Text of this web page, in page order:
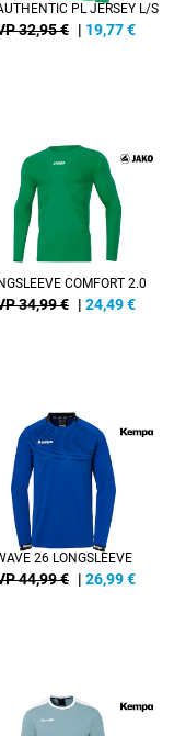
PL JERSEY L/S
32,95 € | 19,77€
COMFORT 2.0
34,99 € | 24,49€
26 LONGSLEEVE
44,99 € | 26,99€